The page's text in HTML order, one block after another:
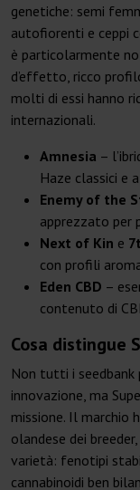
genetiche: semi
autofiorenti e ceppi
è particolarmente
d’effetto, ricco
molti di essi hanno
internazionali.
Amnesia –
Haze classici e
Enemy of the
apprezzato per
Next of Kin e
con profili
Eden CBD –
contenuto di
Cosa distingue
Non tutti i seedbank
innovazione, ma
missione. Il marchio
olandese dei
varietà: fenotipi
cannabinoidi ben